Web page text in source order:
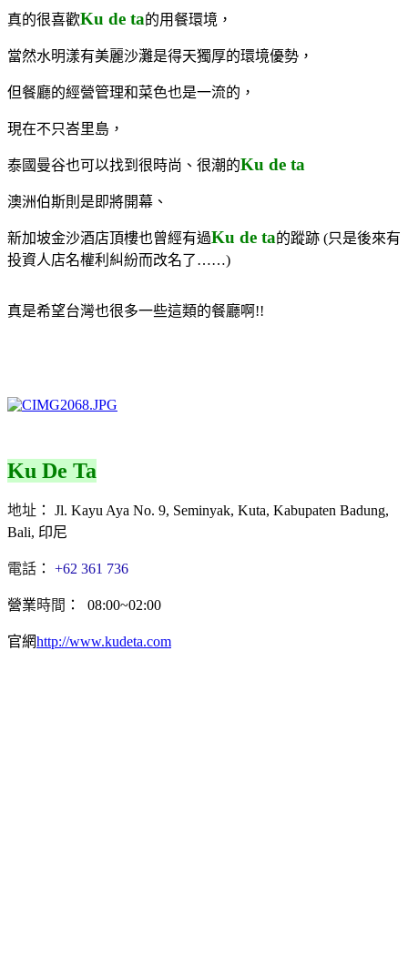
真的很喜歡Ku de ta的用餐環境，
當然水明漾有美麗沙灘是得天獨厚的環境優勢，
但餐廳的經營管理和菜色也是一流的，
現在不只峇里島，
泰國曼谷也可以找到很時尚、很潮的Ku de ta
澳洲伯斯則是即將開幕、
新加坡金沙酒店頂樓也曾經有過Ku de ta的蹤跡 (只是後來有
投資人店名權利糾紛而改名了……)
真是希望台灣也很多一些這類的餐廳啊!!
Ku De Ta
地址 ： Jl. Kayu Aya No. 9, Seminyak, Kuta, Kabupaten Badung,
Bali, 印尼
電話 ： +62 361 736
營業時間 ： 08:00~02:00
官網http://www.kudeta.com